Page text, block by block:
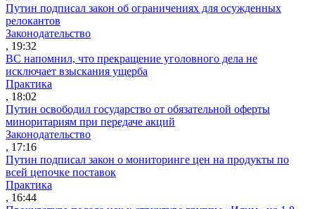
Путин подписал закон об ограничениях для осужденных
релокантов
Законодательство
, 19:32
ВС напомнил, что прекращение уголовного дела не
исключает взыскания ущерба
Практика
, 18:02
Путин освободил государство от обязательной оферты
миноритариям при передаче акций
Законодательство
, 17:16
Путин подписал закон о мониторинге цен на продукты по
всей цепочке поставок
Практика
, 16:44